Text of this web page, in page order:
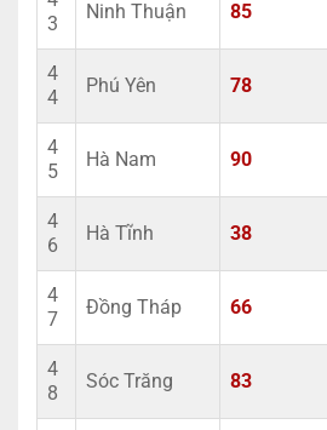
3
Ninh Thuận 85
4
4
Phú Yên 78
4
5
Hà Nam 90
4
6
Hà Tĩnh 38
4
7
Đồng Tháp 66
4
8
Sóc Trăng 83